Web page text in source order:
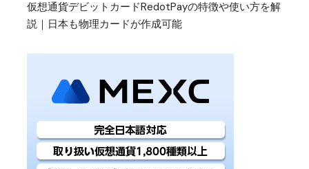
仮想通貨デビットカードRedotPayの特徴や使い方を解
説｜日本も物理カードが作成可能